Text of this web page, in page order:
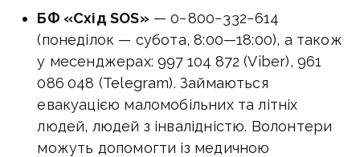
БФ «Схід SOS» — 0−800−332−614
(понеділок — субота,8:00—18:00), а також
у месенджерах: 997 104 872 (Viber), 961
086 048 (Telegram). Займаються
евакуацією маломобільних та літніх
людей, людей з інвалідністю. Волонтери
можуть допомогти із медичною